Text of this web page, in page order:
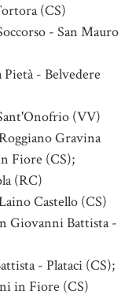
(CS)
- San Mauro
Pietà - Belvedere
(VV)
Gravina
Fiore (CS);
(RC)
Castello (CS)
Giovanni Battista -
- Plataci (CS);
in Fiore (CS)